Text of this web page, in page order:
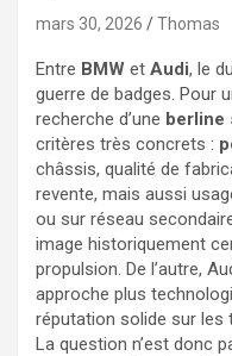
mars 30, 2026 Thomas
Entre BMW et Audi, le
guerre de badges. Pour
recherche d’une berline
critères très concrets :
châssis, qualité de
revente, mais aussi
ou sur réseau
image historiquement
propulsion. De l’autre,
approche plus
réputation solide sur les
La question n’est donc